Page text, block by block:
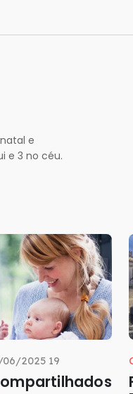
e
e 3 no céu.
06/2025 19